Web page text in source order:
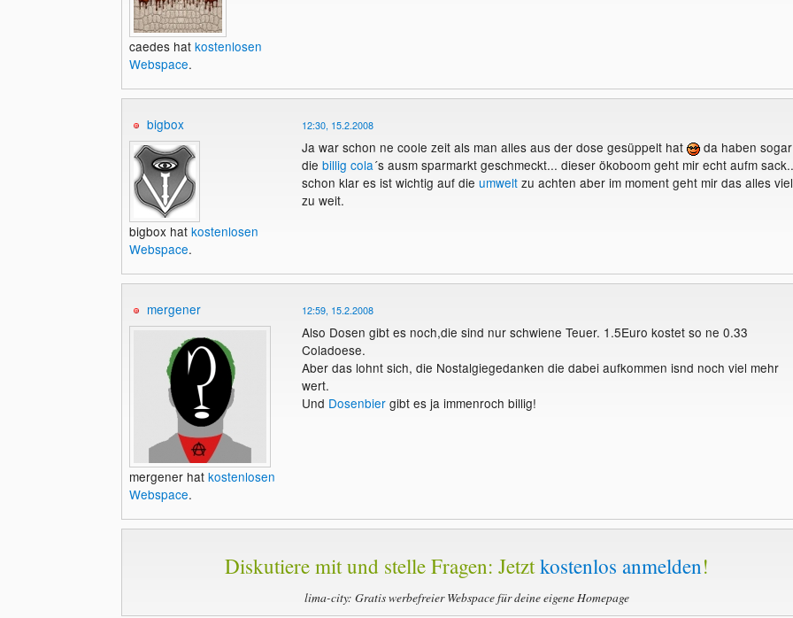
caedes hat kostenlosen
Webspace.
bigbox
bigbox hat kostenlosen
Webspace.
12:30, 15.2.2008
Ja war schon ne coole zeit als man alles aus der dose gesüppelt hat
da haben sogar
die billig cola´s ausm sparmarkt geschmeckt... dieser ökoboom geht mir echt aufm
schon klar es ist wichtig auf die umweltzu achten aber im moment geht mir das alles viel
zu weit.
mergener
mergener hat kostenlosen
Webspace.
12:59, 15.2.2008
Also Dosen gibt es noch,die sind nur schwiene Teuer. 1.5Euro kostet so ne 0.33
Coladoese.
Aber das lohnt sich, die Nostalgiegedanken die dabei aufkommen isnd noch viel mehr
wert.
Und Dosenbiergibt es ja immenroch billig!
Diskutiere mit und stelle Fragen: Jetztkostenlos anmelden!
lima-city: Gratis werbefreier Webspace für deine eigene Homepage